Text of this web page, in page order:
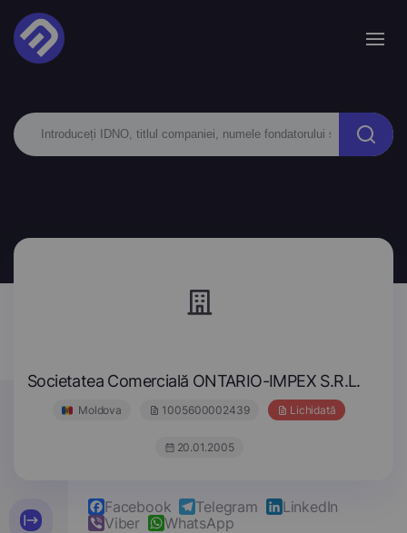
Societatea Comercială ONTARIO-IMPEX S.R.L.
Moldova 1005600002439 Lichidată
20.01.2005
Facebook Telegram
LinkedIn
Viber
WhatsApp